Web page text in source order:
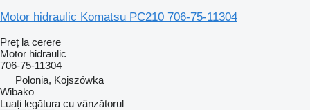
Motor hidraulic Komatsu PC210 706-75-11304
Preț la cerere
Motor hidraulic
706-75-11304
Polonia, Kojszówka
Wibako
Luați legătura cu vânzătorul